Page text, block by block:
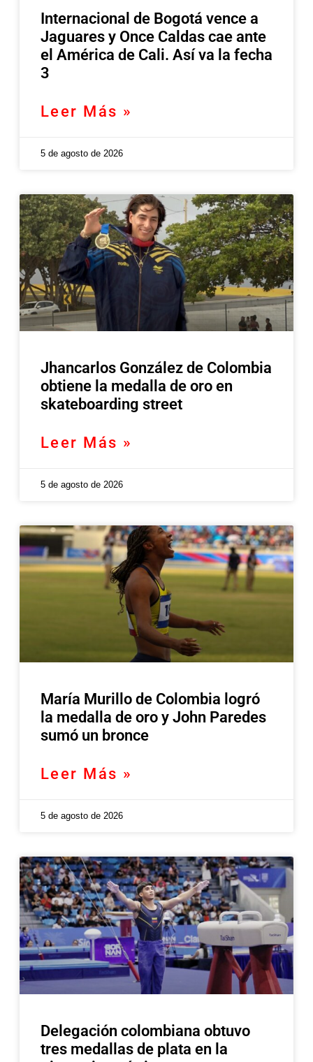
Internacional de Bogotá vence a
Jaguares y Once Caldas cae ante
el América de Cali. Así va la fecha
3
Leer Más »
5 de agosto de 2026
Jhancarlos González de Colombia
obtiene la medalla de oro en
skateboarding street
Leer Más »
5 de agosto de 2026
María Murillo de Colombia logró
la medalla de oro y John Paredes
sumó un bronce
Leer Más »
5 de agosto de 2026
Delegación colombiana obtuvo
tres medallas de plata en la